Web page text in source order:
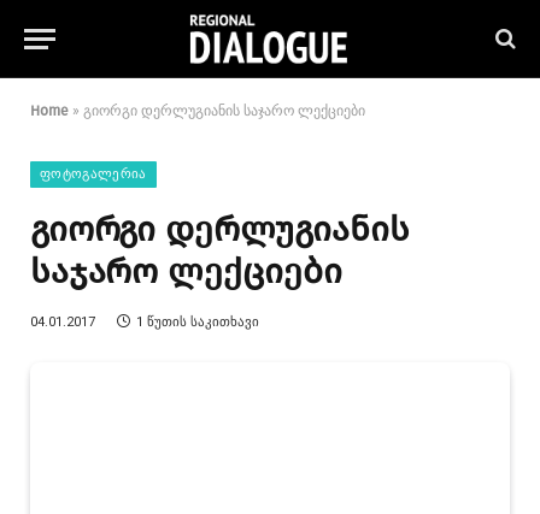
Home » გიორგი დერლუგიანის საჯარო ლექციები
ᲤᲝᲢᲝᲒᲐᲚᲔᲠᲘᲐ
გიორგი დერლუგიანის
საჯარო ლექციები
04.01.2017 1 ᲬᲣᲗᲘᲡ ᲡᲐᲙᲘᲗᲮᲐᲕᲘ